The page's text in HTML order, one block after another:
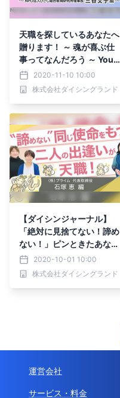
天職を探しているあなたへ
贈ります！ ～ 魂が喜ぶ仕
事ってなんだろう ～ YouT
ube2020-11-10 10:00
株式会社ダイシングランド
【ダイシンジャーナル】
「絶対に見捨てない！諦め
ない！」ピンときたあなた
へ
2020-10-01 10:00
株式会社ダイシングランド
運営会社
サービス・料金